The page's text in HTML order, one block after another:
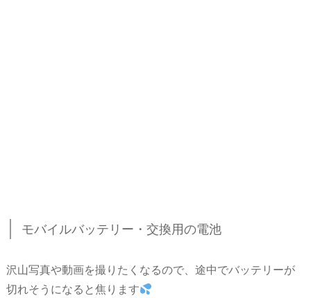
モバイルバッテリー・交換用の電池
沢山写真や動画を撮りたくなるので、途中でバッテリーが
切れそうになると焦ります